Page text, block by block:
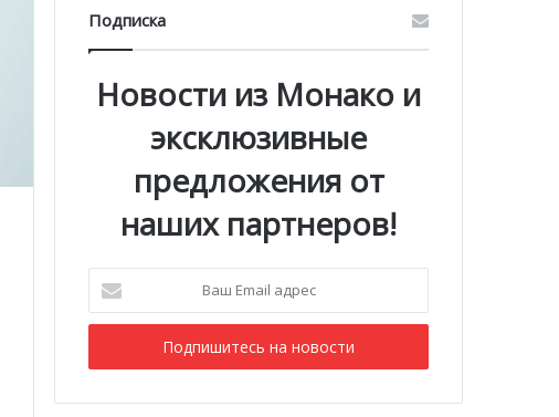
Подписка
Новости из Монако и
эксклюзивные
предложения от
наших партнеров!
Email
адрес